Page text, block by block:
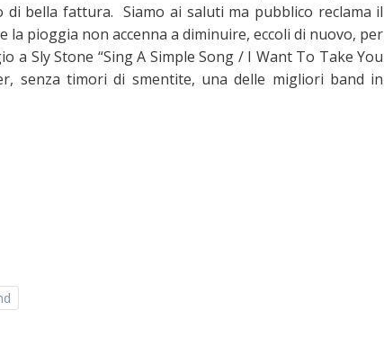
di bella fattura. Siamo ai saluti ma pubblico reclama il
la pioggia non accenna a diminuire, eccoli di nuovo, per
Sly Stone “Sing A Simple Song / I Want To Take You
senza timori di smentite, una delle migliori band in